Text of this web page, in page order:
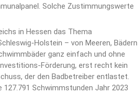
Solche Zustimmungswerte
in Hessen das Thema
Holstein – von Meeren, Bädern
ganz einfach und ohne
Förderung, erst recht kein
der den Badbetreiber entlastet.
127.791 Schwimmstunden Jahr 2023